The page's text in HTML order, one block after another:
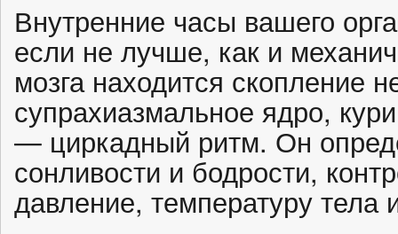
Внутренние часы вашего
если не лучше, как и
мозга находится скопление
супрахиазмальное ядро,
— циркадный ритм. Он
сонливости и бодрости,
давление, температуру тела